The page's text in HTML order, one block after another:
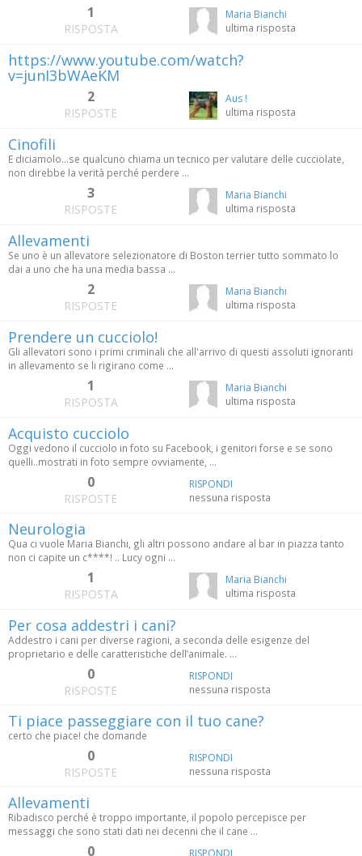
1
RISPOSTA
Maria Bianchi
ultima risposta
https://www.youtube.com/watch?
v=junI3bWAeKM
2
RISPOSTE
Aus !
ultima risposta
Cinofili
E diciamolo...se qualcuno chiama un tecnico per valutare delle cucciolate,
non direbbe la verità perché perdere ...
3
RISPOSTE
Maria Bianchi
ultima risposta
Allevamenti
Se uno è un allevatore selezionatore di Boston terrier tutto sommato lo
dai a uno che ha una media bassa ...
2
RISPOSTE
Maria Bianchi
ultima risposta
Prendere un cucciolo!
Gli allevatori sono i primi criminali che all'arrivo di questi assoluti ignoranti
in allevamento se li rigirano come ...
1
RISPOSTA
Maria Bianchi
ultima risposta
Acquisto cucciolo
Oggi vedono il cucciolo in foto su Facebook, i genitori forse e se sono
quelli..mostrati in foto sempre ovviamente, ...
0
RISPOSTE
RISPONDI
nessuna risposta
Neurologia
Qua ci vuole Maria Bianchi, gli altri possono andare al bar in piazza tanto
non ci capite un c****! .. Lucy ogni ...
1
RISPOSTA
Maria Bianchi
ultima risposta
Per cosa addestri i cani?
Addestro i cani per diverse ragioni, a seconda delle esigenze del
proprietario e delle caratteristiche dell’animale. ...
0
RISPOSTE
RISPONDI
nessuna risposta
Ti piace passeggiare con il tuo cane?
certo che piace! che domande
0
RISPOSTE
RISPONDI
nessuna risposta
Allevamenti
Ribadisco perché è troppo importante, il popolo percepisce per
messaggi che sono stati dati nei decenni che il cane ...
0